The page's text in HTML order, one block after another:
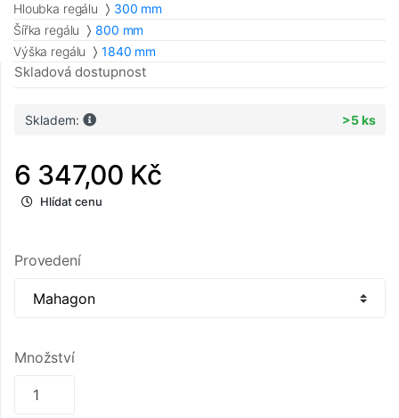
Hloubka regálu
300 mm
Šířka regálu
800 mm
Výška regálu
1840 mm
Skladová dostupnost
Skladem: >5 ks
6 347,00 Kč
Hlídat cenu
Provedení
Množství